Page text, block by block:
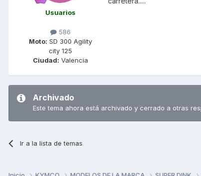
Usuarios
586
Moto: SD 300 Agility
city 125
Ciudad: Valencia
Archivado
Este tema ahora está archivado y cerrado a otras
Ir a la lista de temas